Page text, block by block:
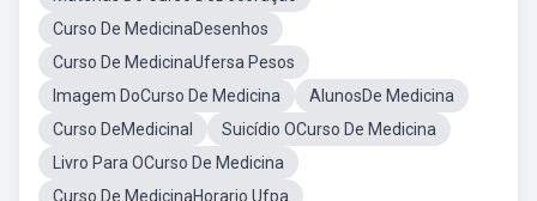
Curso De MedicinaDesenhos
Curso De MedicinaUfersa Pesos
Imagem DoCurso De Medicina
AlunosDe Medicina
Curso DeMedicinal
Suicídio OCurso De Medicina
Livro Para OCurso De Medicina
Curso De MedicinaHorario Ufpa